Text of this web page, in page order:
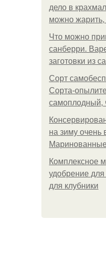
дело в
можно жарить,
Что можно
санберри.
заготовки из
Сорт
Сорта-
самоплодный,
на зиму очень
Комплексное
удобрение
для клубники